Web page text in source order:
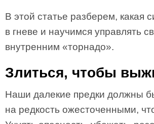
В этой статье разберем, какая
в гневе и научимся управлять
внутренним «торнадо».
Злиться, чтобы
Наши далекие предки должны
на редкость ожесточенными,